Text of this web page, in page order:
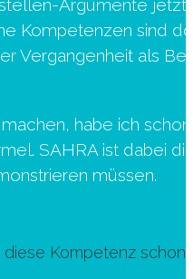
Argumente jetzt
Kompetenzen sind
Vergangenheit als
habe ich
SAHRA ist dabei
müssen.
Kompetenz schon